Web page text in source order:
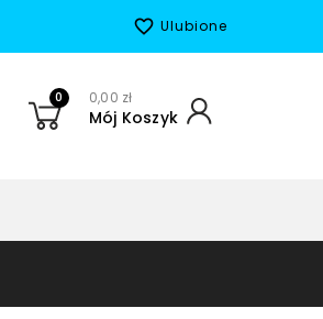
favorite_border Ulubione
0 0,00 zł
Mój Koszyk